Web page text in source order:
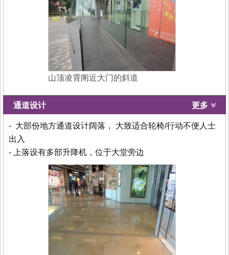
山顶凌霄阁近大门的斜道
通道设计 更多
- 大部份地方通道设计阔落， 大致适合轮椅/行动不便人士
出入
- 上落设有多部升降机，位于大堂旁边